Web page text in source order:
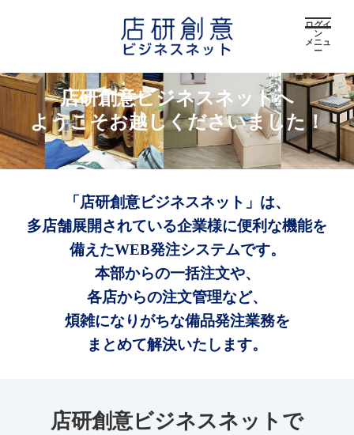
ログイ
ン
メニュ
ー
店研創意ビジネスネットへ
ようこそお越しくださいました！
「店研創意ビジネスネット」は、
多店舗展開されている企業様に便利な機能を
備えたWEB発注システムです。
本部からの一括注文や、
各店からの注文管理など、
煩雑になりがちな備品発注業務を
まとめて解決いたします。
店研創意ビジネスネットで